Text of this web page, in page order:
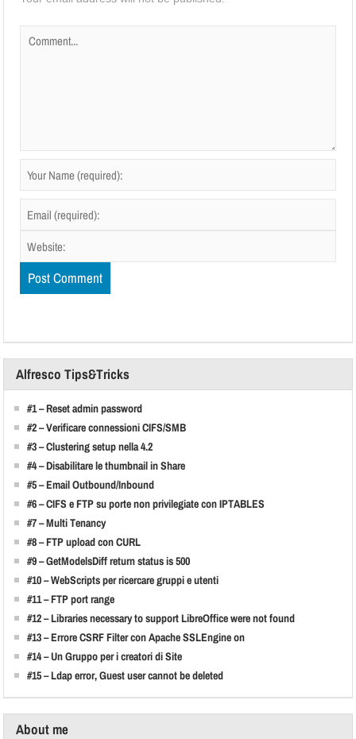
Alfresco Tips&Tricks
#1 – Reset admin password
#2 – Verificare connessioni CIFS/SMB
#3 – Clustering setup nella 4.2
#4 – Disabilitare le thumbnail in Share
#5 – Email Outbound/Inbound
#6 – CIFS e FTP su porte non privilegiate con IPTABLES
#7 – Multi Tenancy
#8 – FTP upload con CURL
#9 – GetModelsDiff return status is 500
#10 – WebScripts per ricercare gruppi e utenti
#11 – FTP port range
#12 – Libraries necessary to support LibreOffice were not found
#13 – Errore CSRF Filter con Apache SSLEngine on
#14 – Un Gruppo per i creatori di Site
#15 – Ldap error, Guest user cannot be deleted
About me